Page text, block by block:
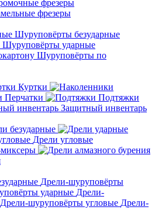
фрезеры
фрезеры
Шуруповёрты безударные
Шуруповёрты ударные
Шуруповёрты по
Куртки
Перчатки
Подтяжки
Защитный инвентарь
безударные
Дрели угловые
Дрели-шуруповёрты
Дрели-
Дрели-